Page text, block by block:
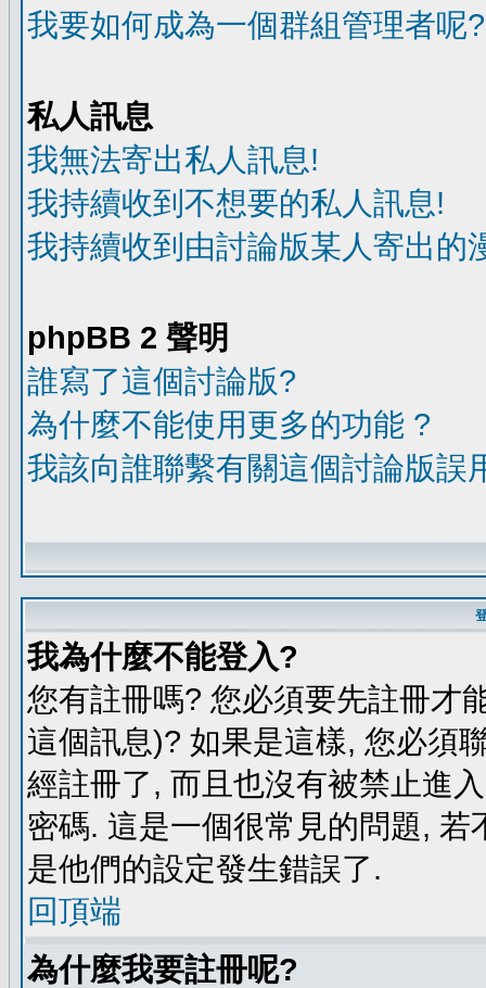
我要如何成為一個群組管理者呢?
私人訊息
我無法寄出私人訊息!
我持續收到不想要的私人訊息!
我持續收到由討論版某人寄出的
phpBB 2 聲明
誰寫了這個討論版?
為什麼不能使用更多的功能 ?
我該向誰聯繫有關這個討論版誤
我為什麼不能登入?
您有註冊嗎? 您必須要先註冊才
這個訊息)? 如果是這樣, 您必須
經註冊了, 而且也沒有被禁止進
密碼. 這是一個很常見的問題,
是他們的設定發生錯誤了.
回頂端
為什麼我要註冊呢?